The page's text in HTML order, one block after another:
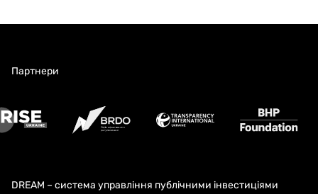
Партнери
DREAM – система управління публічними інвестиціями